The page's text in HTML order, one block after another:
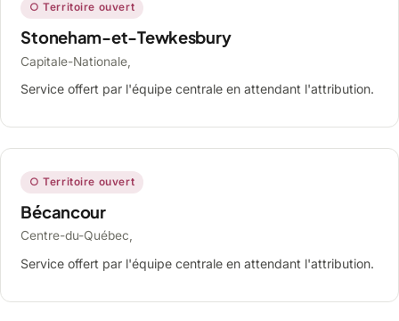
○ Territoire ouvert
Stoneham-et-Tewkesbury
Capitale-Nationale,
Service offert par l'équipe centrale en attendant l'attribution.
○ Territoire ouvert
Bécancour
Centre-du-Québec,
Service offert par l'équipe centrale en attendant l'attribution.